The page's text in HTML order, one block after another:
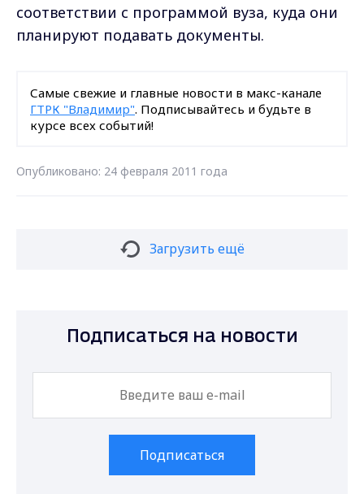
соответствии с программой вуза, куда они
планируют подавать документы.
Самые свежие и главные новости в макс-канале
ГТРК "Владимир". Подписывайтесь и будьте в
курсе всех событий!
Опубликовано: 24 февраля 2011 года
Загрузить ещё
Подписаться на новости
Подписаться